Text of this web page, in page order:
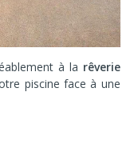
à la rêverie
piscine face à une